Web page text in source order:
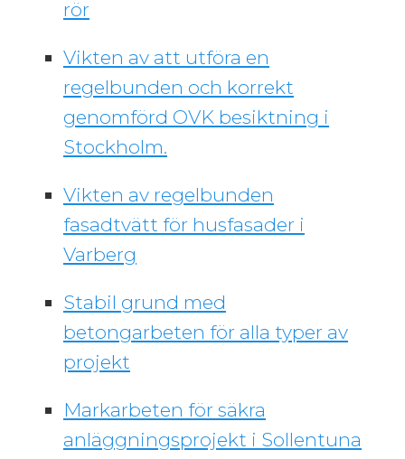
rör
Vikten av att utföra en
regelbunden och korrekt
genomförd OVK besiktning i
Stockholm.
Vikten av regelbunden
fasadtvätt för husfasader i
Varberg
Stabil grund med
betongarbeten för alla typer av
projekt
Markarbeten för säkra
anläggningsprojekt i Sollentuna